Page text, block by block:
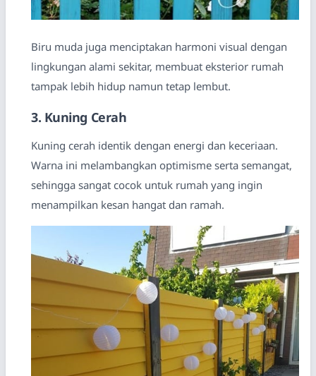
Biru muda juga menciptakan harmoni visual dengan
lingkungan alami sekitar, membuat eksterior rumah
tampak lebih hidup namun tetap lembut.
3. Kuning Cerah
Kuning cerah identik dengan energi dan keceriaan.
Warna ini melambangkan optimisme serta semangat,
sehingga sangat cocok untuk rumah yang ingin
menampilkan kesan hangat dan ramah.